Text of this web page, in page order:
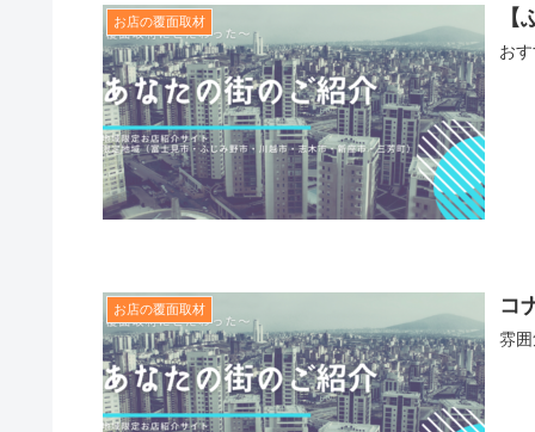
お店の覆面取材
お
お店の覆面取材 コ
雰